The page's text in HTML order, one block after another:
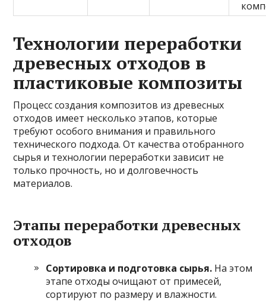
Технологии переработки
древесных отходов в
пластиковые композиты
Процесс создания композитов из древесных
отходов имеет несколько этапов, которые
требуют особого внимания и правильного
технического подхода. От качества отобранного
сырья и технологии переработки зависит не
только прочность, но и долговечность
материалов.
Этапы переработки древесных
отходов
Сортировка и подготовка сырья. На этом
этапе отходы очищают от примесей,
сортируют по размеру и влажности.